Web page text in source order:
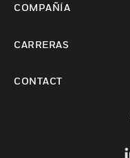
COMPAÑÍA
CARRERAS
CONTACT